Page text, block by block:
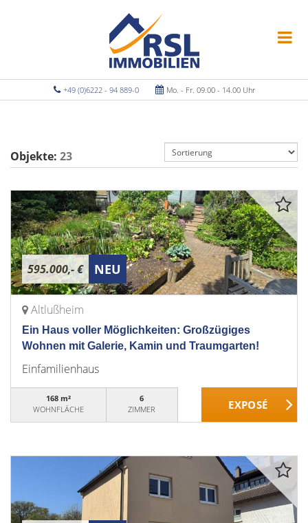
+49 (0)6222 - 94 889-0 Mo. - Fr. 09.00 - 14.00 Uhr
Objekte: 23
595.000,- € NEU
Altlußheim
Ein Haus voller Möglichkeiten: Großzügiges
Wohnen mit Galerie, Kamin und Traumgarten!
Einfamilienhaus
168 m²
WOHNFLÄCHE
6
ZIMMER